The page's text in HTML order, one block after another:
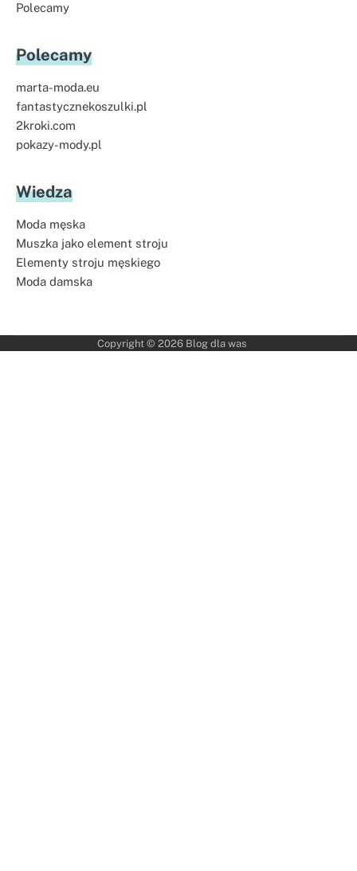
Polecamy
Polecamy
marta-moda.eu
fantastycznekoszulki.pl
2kroki.com
pokazy-mody.pl
Wiedza
Moda męska
Muszka jako element stroju
Elementy stroju męskiego
Moda damska
Copyright © 2026 Blog dla was